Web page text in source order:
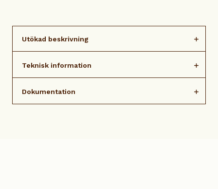
Utökad beskrivning
Teknisk information
Dokumentation